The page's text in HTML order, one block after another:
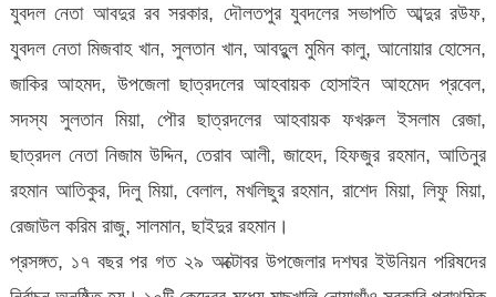
যুবদল নেতা আবদুর রব সরকার, দৌলতপুর যুবদলের সভাপতি আব্দুর রউফ,
যুবদল নেতা মিজবাহ খান, সুলতান খান, আবদুুল মুমিন কালু, আনোয়ার হোসেন,
জাকির আহমদ, উপজেলা ছাত্রদলের আহবায়ক হোসাইন আহমেদ প্রবেল,
সদস্য সুলতান মিয়া, পৌর ছাত্রদলের আহবায়ক ফখরুল ইসলাম রেজা,
ছাত্রদল নেতা নিজাম উদ্দিন, তেরাব আলী, জাহেদ, হিফজুর রহমান, আতিনুর
রহমান আতিকুর, দিলু মিয়া, বেলাল, মখলিছুর রহমান, রাশেদ মিয়া, লিফু মিয়া,
রেজাউল করিম রাজু, সালমান, ছাইদুর রহমান।
প্রসঙ্গত, ১৭ বছর পর গত ২৯ অক্টোবর উপজেলার দশঘর ইউনিয়ন পরিষদের